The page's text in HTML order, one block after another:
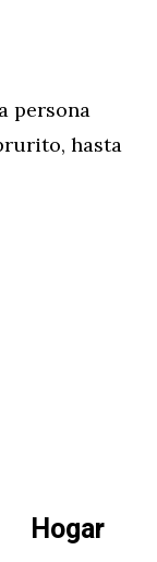
persona
hasta
Hogar